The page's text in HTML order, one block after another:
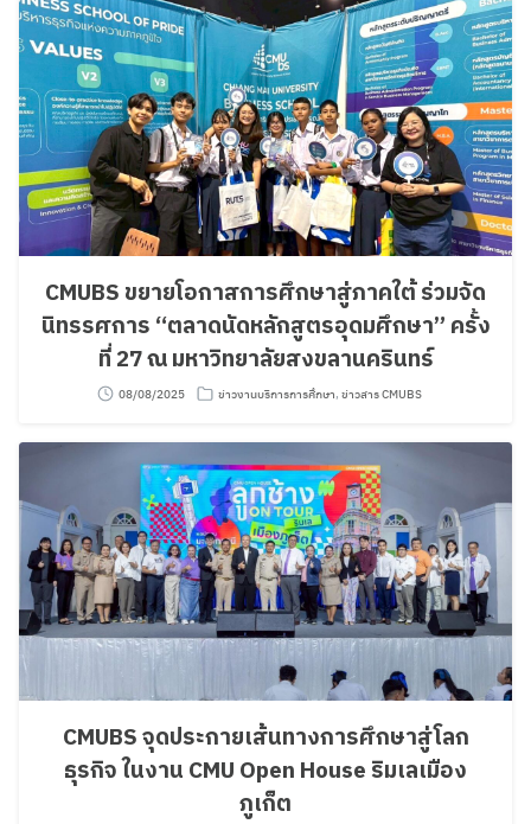
CMUBS ขยายโอกาสการศึกษาสู่ภาคใต้ ร่วมจัด
นิทรรศการ “ตลาดนัดหลักสูตรอุดมศึกษา” ครั้ง
ที่ 27 ณ มหาวิทยาลัยสงขลานครินทร์
08/08/2025 ข่าวงานบริการการศึกษา, ข่าวสาร CMUBS
CMUBS จุดประกายเส้นทางการศึกษาสู่โลก
ธุรกิจ ในงาน CMU Open House ริมเลเมือง
ภูเก็ต